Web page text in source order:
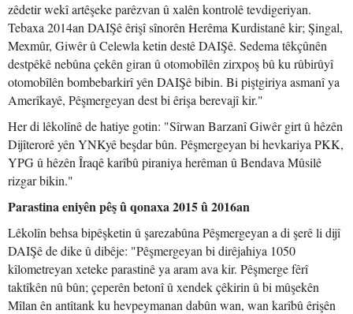
zêdetir wekî artêşeke parêzvan û xalên kontrolê tevdigeriyan.
Tebaxa 2014an DAIŞê êrişî sînorên Herêma Kurdistanê kir; Şingal,
Mexmûr, Giwêr û Celewla ketin destê DAIŞê. Sedema têkçûnên
destpêkê nebûna çekên giran û otomobîlên zirxpoş bû ku rûbirûyî
otomobîlên bombebarkirî yên DAIŞê bibin. Bi piştgiriya asmanî ya
Amerîkayê, Pêşmergeyan dest bi êrişa berevajî kir."
Her di lêkolînê de hatiye gotin: "Sîrwan Barzanî Giwêr girt û hêzên
Dijîterorê yên YNKyê beşdar bûn. Pêşmergeyan bi hevkariya PKK,
YPG û hêzên Îraqê karîbû piraniya herêman û Bendava Mûsilê
rizgar bikin."
Parastina eniyên pêş û qonaxa 2015 û 2016an
Lêkolîn behsa bipêşketin û şarezabûna Pêşmergeyan a di şerê li dijî
DAIŞê de dike û dibêje: "Pêşmergeyan bi dirêjahiya 1050
kîlometreyan xeteke parastinê ya aram ava kir. Pêşmerge fêrî
taktîkên nû bûn; çeperên betonî û xendek çêkirin û bi mûşekên
Mîlan ên antîtank ku hevpeymanan dabûn wan, wan karîbû êrişên